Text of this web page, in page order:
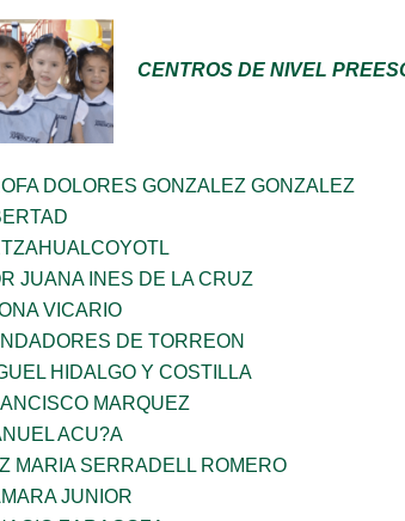
CENTROS DE NIVEL
DOLORES GONZALEZ GONZALEZ
JUANA INES DE LA CRUZ
VICARIO
DE TORREON
HIDALGO Y COSTILLA
MARQUEZ
ACU?A
MARIA SERRADELL ROMERO
JUNIOR